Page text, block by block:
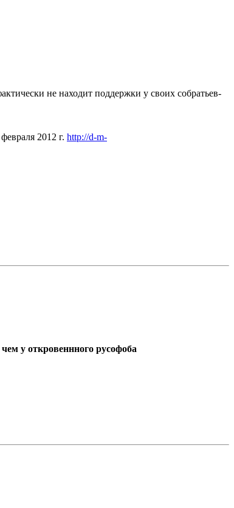
не находит поддержки у своих собратьев-
2012 г. http://d-m-
у откровеннного русофоба